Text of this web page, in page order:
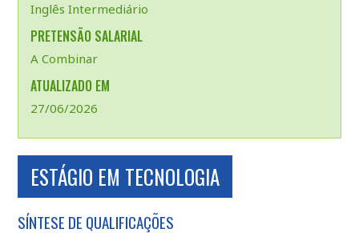
Inglês Intermediário
PRETENSÃO SALARIAL
A Combinar
ATUALIZADO EM
27/06/2026
ESTÁGIO EM TECNOLOGIA
SÍNTESE DE QUALIFICAÇÕES